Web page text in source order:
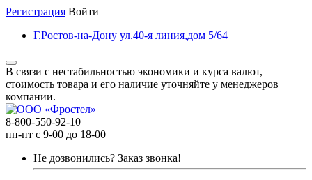
Регистрация Войти
Г.Ростов-на-Дону ул.40-я линия,дом 5/64
В связи с нестабильностью экономики и курса валют,
стоимость товара и его наличие уточняйте у менеджеров
компании.
8-800-550-92-10
пн-пт с 9-00 до 18-00
Не дозвонились? Заказ звонка!